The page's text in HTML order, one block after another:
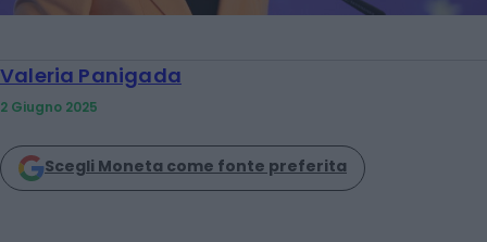
Valeria Panigada
2 Giugno 2025
Scegli Moneta come fonte preferita